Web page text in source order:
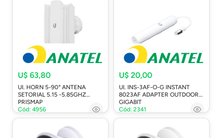
U$ 63,80
UI. HORN 5-90° ANTENA
SETORIAL 5.15 -5.85GHZ
PRISMAP
Cód: 4956
U$ 20,00
UI. INS-3AF-O-G INSTANT
8023AF ADAPTER OUTDOOR
GIGABIT
Cód: 2341